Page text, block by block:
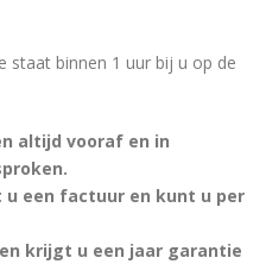
staat binnen 1 uur bij u op de
altijd vooraf en in
een factuur en kunt u per
krijgt u een jaar garantie